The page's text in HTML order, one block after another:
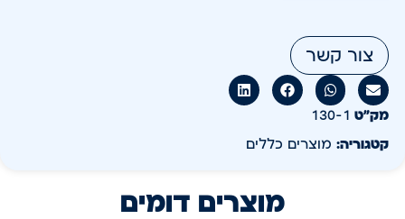
צור קשר
מק״ט 130-1
קטגוריה: מוצרים כללים
מוצרים דומים